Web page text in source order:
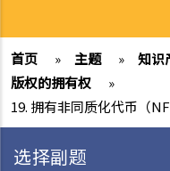
首页 » 主题 » 知识
版权的拥有权
»
19. 拥有非同质化代币（
选择副题